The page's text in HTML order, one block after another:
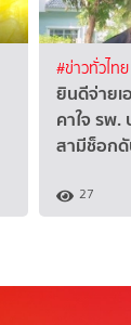
#ข่าวทั่วไทย
ยินดีจ่ายเ
คาใจ รพ.
สามีช็อก
27